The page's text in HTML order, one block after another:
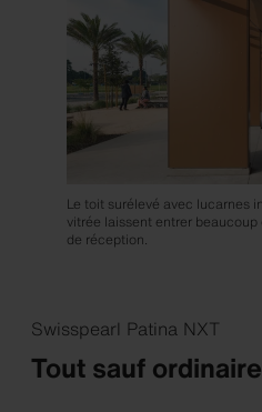
Le toit surélevé avec lucarnes
vitrée laissent entrer
de réception.
Swisspearl Patina NXT
Tout sauf ordinaire